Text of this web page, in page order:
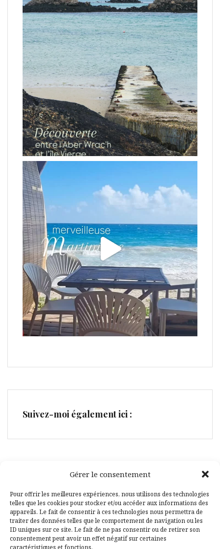
Gérer le consentement
Pour offrir les meilleures expériences, nous utilisons des technologies
telles que les cookies pour stocker et/ou accéder aux informations des
appareils. Le fait de consentir à ces technologies nous permettra de
traiter des données telles que le comportement de navigation ou les
ID uniques sur ce site. Le fait de ne pas consentir ou de retirer son
consentement peut avoir un effet négatif sur certaines
caractéristiques et fonctions.
Suivez-moi également ici :
Facebook
Pinterest